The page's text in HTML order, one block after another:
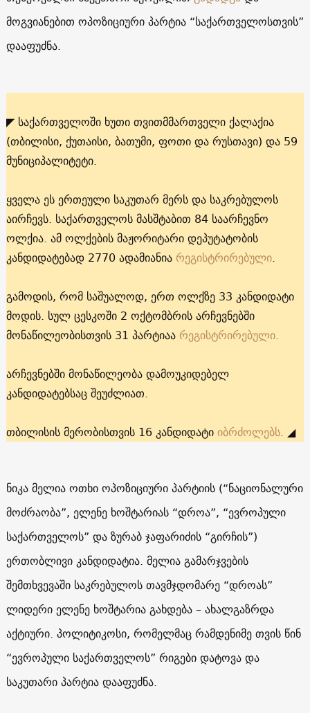
მოგვიანებით ოპოზიციური პარტია “საქართველოსთვის”
დააფუძნა.
◤ საქართველოში ხუთი თვითმმართველი ქალაქია
(თბილისი, ქუთაისი, ბათუმი, ფოთი და რუსთავი) და 59
მუნიციპალიტეტი.
ყველა ეს ერთეული საკუთარ მერს და საკრებულოს
აირჩევს. საქართველოს მასშტაბით 84 საარჩევნო
ოლქია. ამ ოლქების მაჟორიტარი დეპუტატობის
კანდიდატებად 2770 ადამიანია რეგისტრირებული.
გამოდის, რომ საშუალოდ, ერთ ოლქზე 33 კანდიდატი
მოდის. სულ ცესკოში 2 ოქტომბრის არჩევნებში
მონაწილეობისთვის 31 პარტიაა რეგისტრირებული.
არჩევნებში მონაწილეობა დამოუკიდებელ
კანდიდატებსაც შეუძლიათ.
თბილისის მერობისთვის 16 კანდიდატი იბრძოლებს. ◢
ნიკა მელია ოთხი ოპოზიციური პარტიის (“ნაციონალური
მოძრაობა”, ელენე ხოშტარიას “დროა”, “ევროპული
საქართველოს” და ზურაბ ჯაფარიძის “გირჩის”)
ერთობლივი კანდიდატია. მელია გამარჯვების
შემთხვევაში საკრებულოს თავმჯდომარე “დროას”
ლიდერი ელენე ხოშტარია გახდება – ახალგაზრდა
აქტიური. პოლიტიკოსი, რომელმაც რამდენიმე თვის წინ
“ევროპული საქართველოს” რიგები დატოვა და
საკუთარი პარტია დააფუძნა.